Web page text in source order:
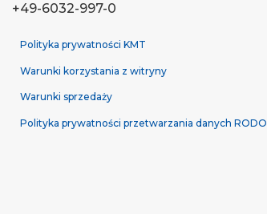
+49-6032-997-0
Polityka prywatności KMT
Warunki korzystania z witryny
Warunki sprzedaży
Polityka prywatności przetwarzania danych RODO